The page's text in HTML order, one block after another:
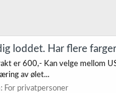
loddet. Har flere
er 600,- Kan velge mellom
av ølet...
For privatpersoner